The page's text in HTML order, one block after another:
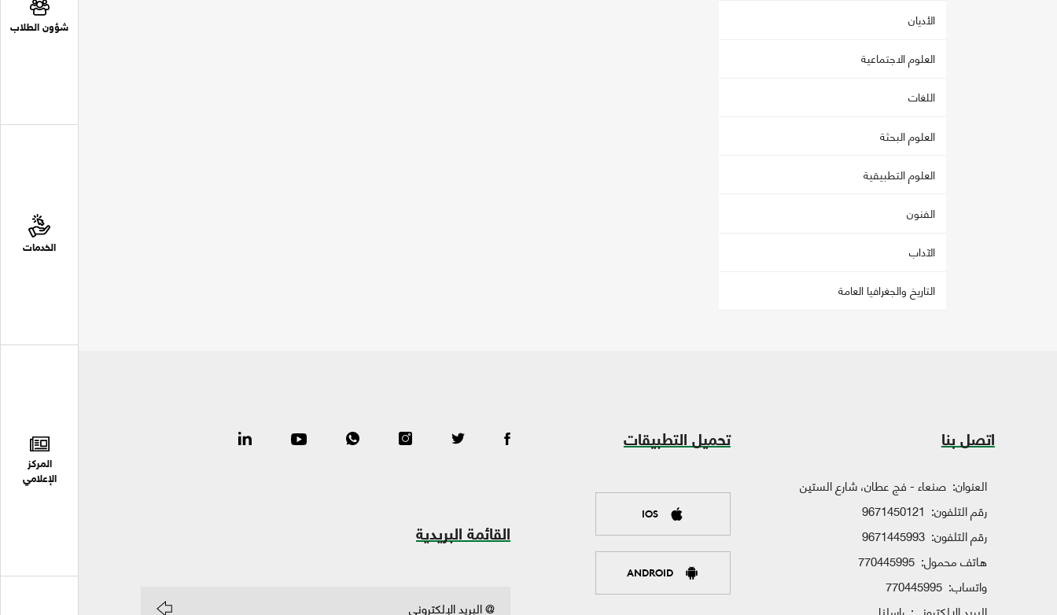
شؤون الطلاب
الخدمات
المركز
الإعلامي
الأديان
العلوم الاجتماعية
اللغات
العلوم البحثة
العلوم التطبيقية
الفنون
الآداب
التاريخ والجغرافيا العامة
اتصل بنا
العنوان: صنعاء - فج عطان، شارع الستين
رقم التلفون: 9671450121
رقم التلفون: 9671445993
هاتف محمول: 770445995
واتساب: 770445995
تحميل التطبيقات
IOS
ANDROID
القائمة البريدية